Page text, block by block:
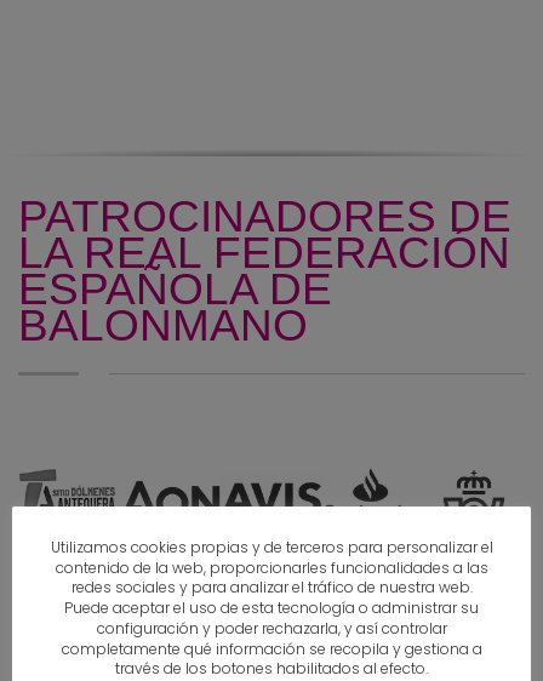
PATROCINADORES DE
LA REAL FEDERACIÓN
ESPAÑOLA DE
BALONMANO
Utilizamos cookies propias y de terceros para personalizar el
contenido de la web, proporcionarles funcionalidades a las
redes sociales y para analizar el tráfico de nuestra web.
Puede aceptar el uso de esta tecnología o administrar su
configuración y poder rechazarla, y así controlar
completamente qué información se recopila y gestiona a
través de los botones habilitados al efecto.